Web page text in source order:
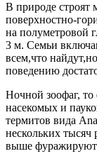
В природе строят
поверхностно-
на полуметровой
3 м. Семьи
всем,что
поведению
Ночной зоофаг, то
насекомых и
термитов вида
нескольких
выше